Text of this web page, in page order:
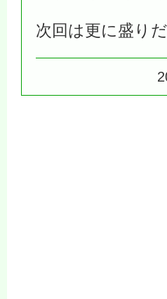
次回は更に盛り